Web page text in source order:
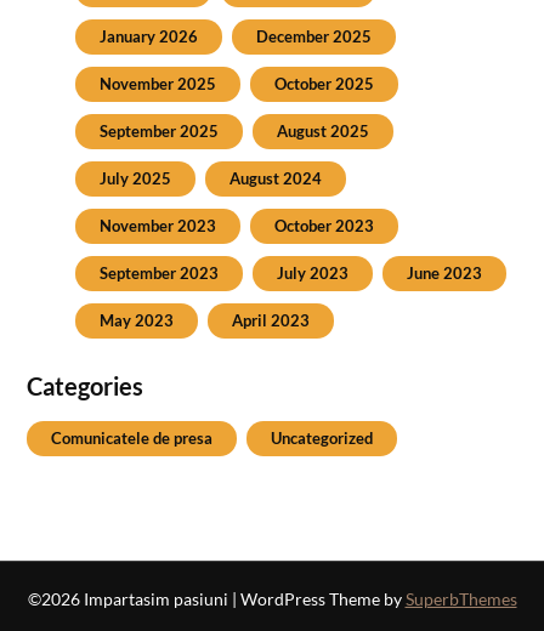
January 2026 December 2025
November 2025 October 2025
September 2025 August 2025
July 2025 August 2024
November 2023 October 2023
September 2023 July 2023 June 2023
May 2023 April 2023
Categories
Comunicatele de presa Uncategorized
©2026 Impartasim pasiuni | WordPress Theme bySuperbThemes